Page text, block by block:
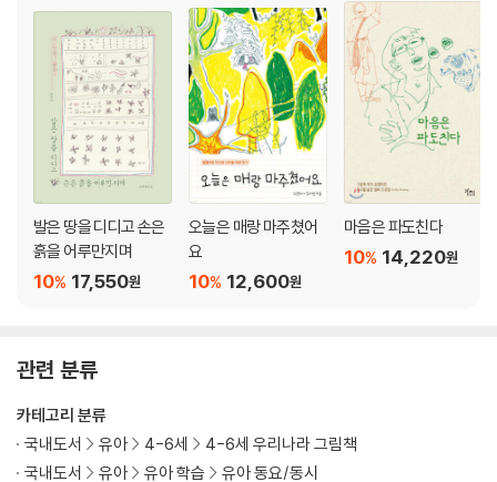
발은 땅을 디디고 손은
흙을 어루만지며
17,550원
10%
오늘은 매랑 마주쳤어
요
12,600원
10%
마음은 파도친다
14,220원
10%
관련 분류
카테고리 분류
국내도서
유아 4-6세
4-6세 우리나라 그림책
국내도서
유아 유아 학습 유아 동요/동시